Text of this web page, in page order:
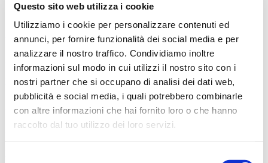
Questo sito web utilizza i cookie
Utilizziamo i cookie per personalizzare contenuti ed
annunci, per fornire funzionalità dei social media e per
analizzare il nostro traffico. Condividiamo inoltre
informazioni sul modo in cui utilizzi il nostro sito con i
nostri partner che si occupano di analisi dei dati web,
pubblicità e social media, i quali potrebbero combinarle
con altre informazioni che hai fornito loro o che hanno
raccolto dal tuo utilizzo dei loro servizi.
Ti può interessare
6 settembre 2026
Professori dell'Orchestra del Maggio
10 settembre 2026
Prokof’ev - Pierino e il lupo
Salvatore Percacciolo, direttore Drusilla Foer, voce narrante